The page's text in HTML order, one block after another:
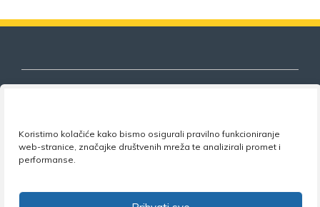
Koristimo kolačiće kako bismo osigurali pravilno funkcioniranje
web-stranice, značajke društvenih mreža te analizirali promet i
performanse.
Nezavisni sindikat znanosti i visokog
obrazovanja
Zagreb •Tel: +385 1 4847 337 •Email: uprava@nsz.hr